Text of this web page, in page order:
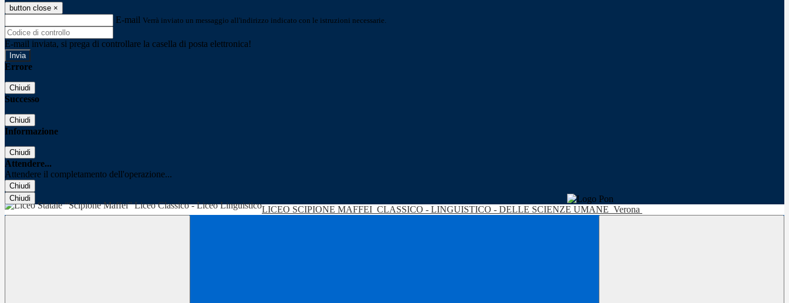
button close ×
E-mail Verrà inviato un messaggio all'indirizzo indicato con le istruzioni necessarie.
E-mail inviata, si prega di controllare la casella di posta elettronica!
Errore
Chiudi
Successo
Chiudi
Informazione
Chiudi
Attendere...
Attendere il completamento dell'operazione...
Chiudi
Chiudi
LICEO SCIPIONE MAFFEI CLASSICO - LINGUISTICO - DELLE SCIENZE UMANE Verona